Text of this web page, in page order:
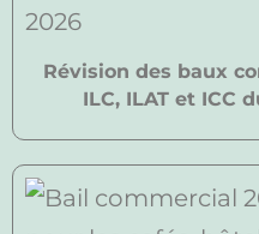
Révision des baux
ILC, ILAT et ICC